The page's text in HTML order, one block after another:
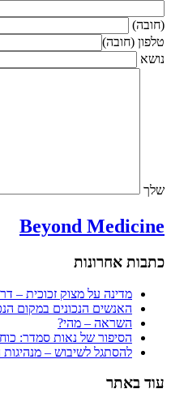
(חובה)
טלפון (חובה)
נושא
שלך
Beyond Medicine
כתבות אחרונות
מדינה על מצוק זכוכית –
האנשים הנכונים במקום
השראה – מהי?
הסיפור של נאות סמדר:
להסתגל לשיבוש –
עוד באתר